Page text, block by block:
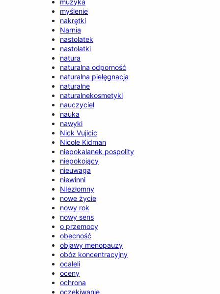
myślenie
nakrętki
Narnia
nastolatek
nastolatki
natura
naturalna odporność
naturalna pielęgnacja
naturalne
naturalnekosmetyki
nauczyciel
nauka
nawyki
Nick Vujicic
Nicole Kidman
niepokalanek pospolity
niepokojący
nieuwaga
niewinni
NIezłomny
nowe życie
nowy rok
nowy sens
o przemocy
obecność
objawy menopauzy
obóz koncentracyjny
ocaleli
oceny
ochrona
oczekiwanie